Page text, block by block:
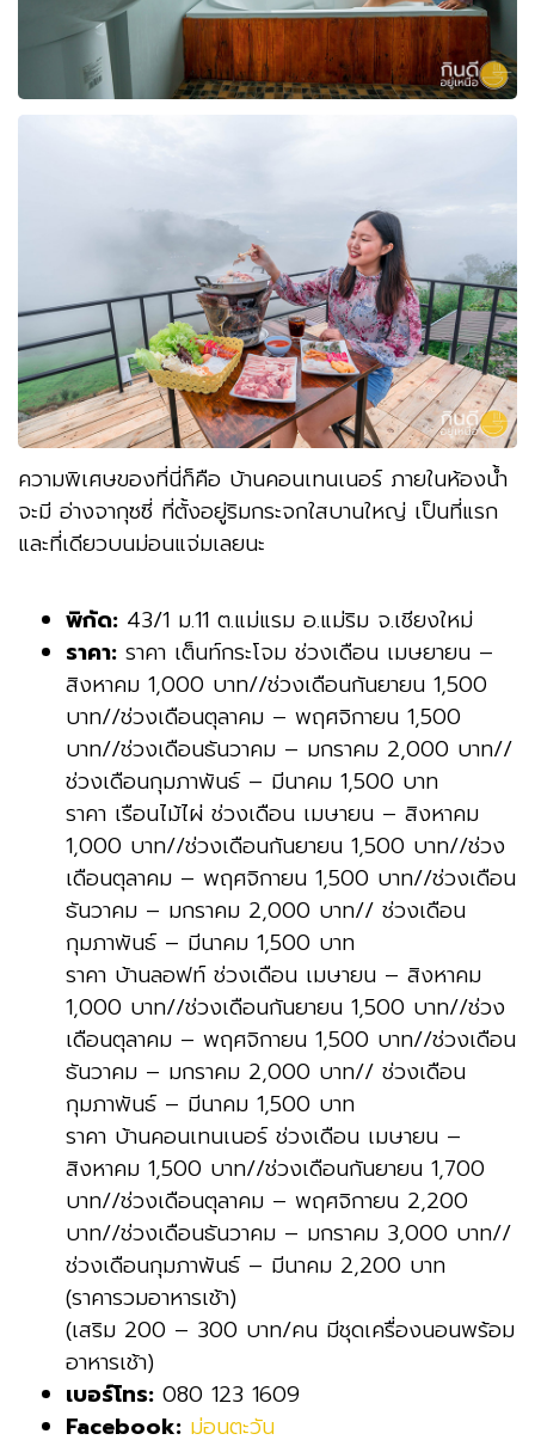
ความพิเศษของที่นี่ก็คือ บ้านคอนเทนเนอร์ ภายในห้องน้ำ
จะมี อ่างจากุซซี่ ที่ตั้งอยู่ริมกระจกใสบานใหญ่ เป็นที่แรก
และที่เดียวบนม่อนแจ่มเลยนะ
พิกัด: 43/1 ม.11 ต.แม่แรม อ.แม่ริม จ.เชียงใหม่
ราคา: ราคา เต็นท์กระโจม ช่วงเดือน เมษยายน –
สิงหาคม 1,000 บาท//ช่วงเดือนกันยายน 1,500
บาท//ช่วงเดือนตุลาคม – พฤศจิกายน 1,500
บาท//ช่วงเดือนธันวาคม – มกราคม 2,000 บาท//
ช่วงเดือนกุมภาพันธ์ – มีนาคม 1,500 บาท
ราคา เรือนไม้ไผ่ ช่วงเดือน เมษายน – สิงหาคม
1,000 บาท//ช่วงเดือนกันยายน 1,500 บาท//ช่วง
เดือนตุลาคม – พฤศจิกายน 1,500 บาท//ช่วงเดือน
ธันวาคม – มกราคม 2,000 บาท// ช่วงเดือน
กุมภาพันธ์ – มีนาคม 1,500 บาท
ราคา บ้านลอฟท์ ช่วงเดือน เมษายน – สิงหาคม
1,000 บาท//ช่วงเดือนกันยายน 1,500 บาท//ช่วง
เดือนตุลาคม – พฤศจิกายน 1,500 บาท//ช่วงเดือน
ธันวาคม – มกราคม 2,000 บาท// ช่วงเดือน
กุมภาพันธ์ – มีนาคม 1,500 บาท
ราคา บ้านคอนเทนเนอร์ ช่วงเดือน เมษายน –
สิงหาคม 1,500 บาท//ช่วงเดือนกันยายน 1,700
บาท//ช่วงเดือนตุลาคม – พฤศจิกายน 2,200
บาท//ช่วงเดือนธันวาคม – มกราคม 3,000 บาท//
ช่วงเดือนกุมภาพันธ์ – มีนาคม 2,200 บาท
(ราคารวมอาหารเช้า)
(เสริม 200 – 300 บาท/คน มีชุดเครื่องนอนพร้อม
อาหารเช้า)
เบอร์โทร: 080 123 1609
Facebook: ม่อนตะวัน